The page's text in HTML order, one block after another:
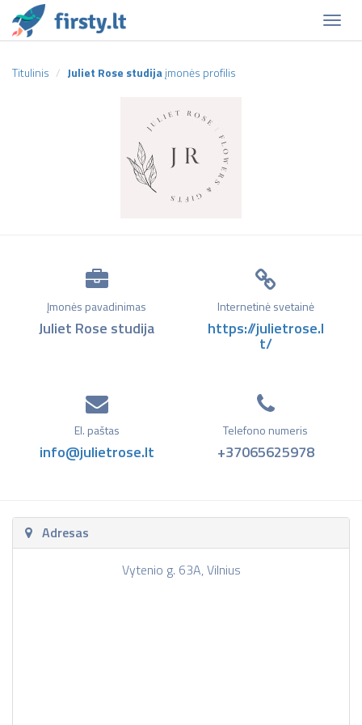
Titulinis Juliet Rose studijaįmonės profilis
Įmonės pavadinimas
Juliet Rose studija
Internetinė svetainė
https://julietrose.l
t/
El. paštas
info@julietrose.lt
Telefono numeris
+37065625978
Adresas
Vytenio g. 63A, Vilnius